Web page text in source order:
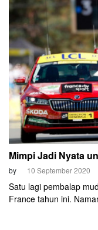
etape 12 di TdF 2020,
Mimpi Jadi Nyata
by 10 September 2020
Satu lagi pembalap
France tahun ini.